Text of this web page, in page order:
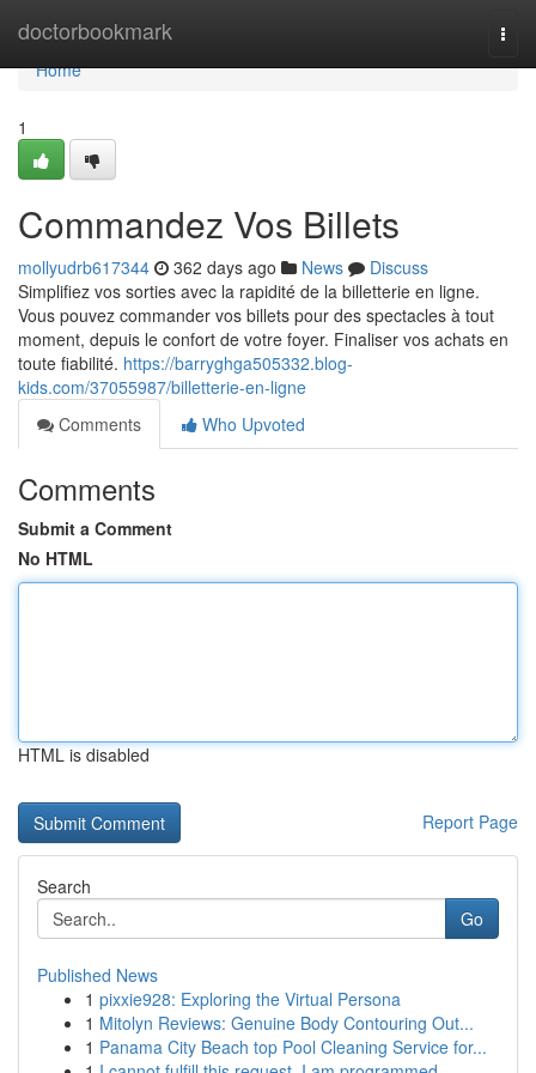
doctorbookmark
Home
Home
1
Commandez Vos Billets
mollyudrb617344 362 days ago News
Discuss
Simplifiez vos sorties avec la rapidité de la billetterie en ligne.
Vous pouvez commander vos billets pour des spectacles à tout
moment, depuis le confort de votre foyer. Finaliser vos achats en
toute fiabilité. https://barryghga505332.blog-
kids.com/37055987/billetterie-en-ligne
Comments
Who Upvoted
Comments
Submit a Comment
No HTML
HTML is disabled
Report Page
Search
Go
Published News
1 pixxie928: Exploring the Virtual Persona
1 Mitolyn Reviews: Genuine Body Contouring Out...
1 Panama City Beach top Pool Cleaning Service for...